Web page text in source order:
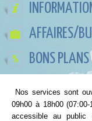
AFFAIRES/
BONS PLANS
Nos services sont
09h00 à 18h00
accessible au